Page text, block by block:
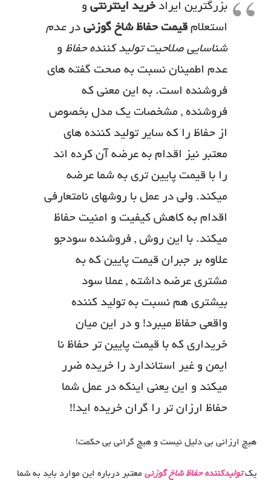
بزرگترین ایراد خرید اینترنتی و
استعلام قیمت حفاظ شاخ گوزنی درعدم
شناسایی صلاحیت تولید کننده حفاظ و
عدم اطمینان نسبت به صحت گفته های
فروشنده است. به این معنی که
فروشنده , مشخصات یک مدل بخصوص
از حفاظ را که سایر تولید کننده های
معتبر نیز اقدام به عرضه آن کرده اند
را با قیمت پایین تری به شما عرضه
میکند. ولی در عمل با روشهای نامتعارفی
اقدام به کاهش کیفیت و امنیت حفاظ
میکند. با این روش , فروشنده سودجو
علاوه بر جبران قیمت پایین که به
مشتری عرضه داشته , عملا سود
بیشتری هم نسبت به تولید کننده
واقعی حفاظ میبرد! و در این میان
خریداری که با قیمت پایین تر حفاظ نا
ایمن و غیر استاندارد را خریده ضرر
میکند و این یعنی اینکه در عمل شما
حفاظ ارزان تر را گران خریده اید!!
هیچ ارزانی بی دلیل نیست و هیچ گرانی بی حکمت!
یکتولیدکننده حفاظ شاخ گوزنی معتبر درباره این موارد باید به شما